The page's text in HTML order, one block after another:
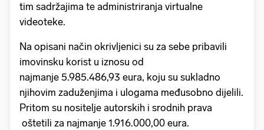
tim sadržajima te administriranja virtualne
videoteke.
Na opisani način okrivljenici su za sebe pribavili
imovinsku korist u iznosu od
najmanje 5.985.486,93 eura, koju su sukladno
njihovim zaduženjima i ulogama međusobno dijelili.
Pritom su nositelje autorskih i srodnih prava
oštetili za najmanje 1.916.000,00 eura.